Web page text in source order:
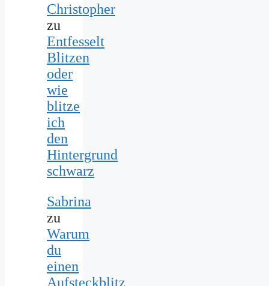
Christopher
zu
Entfesselt
Blitzen
oder
wie
blitze
ich
den
Hintergrund
schwarz
Sabrina
zu
Warum
du
einen
Aufsteckblitz